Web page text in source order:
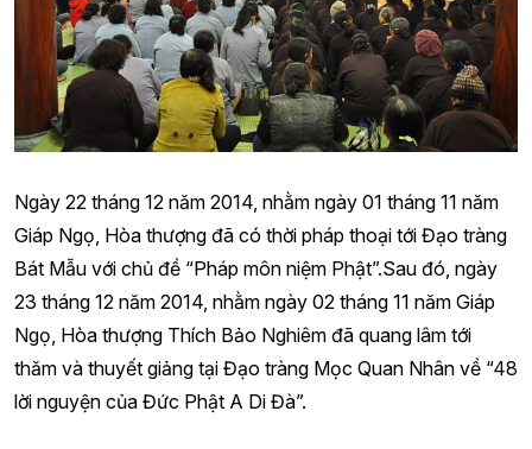
Ngày 22 tháng 12 năm 2014, nhằm ngày 01 tháng 11 năm
Giáp Ngọ, Hòa thượng đã có thời pháp thoại tới Đạo tràng
Bát Mẫu với chủ đề “Pháp môn niệm Phật”.Sau đó, ngày
23 tháng 12 năm 2014, nhằm ngày 02 tháng 11 năm Giáp
Ngọ, Hòa thượng Thích Bảo Nghiêm đã quang lâm tới
thăm và thuyết giảng tại Đạo tràng Mọc Quan Nhân về “48
lời nguyện của Đức Phật A Di Đà”.